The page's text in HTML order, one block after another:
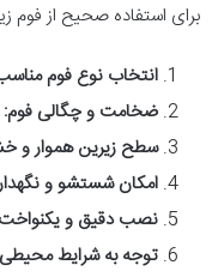
برای استفاده صحیح از فوم
انتخاب نوع فوم
ضخامت و چگالی فوم:
سطح زیرین هموار و
امکان شستشو و
نصب دقیق و
توجه به شرایط